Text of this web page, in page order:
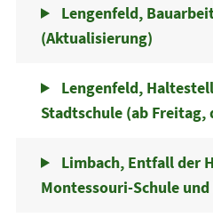
Lengenfeld,
(Aktualisierung)
Lengenfeld,
Stadtschule (ab Freitag,
Limbach, Entfall der
Montessouri-Schule